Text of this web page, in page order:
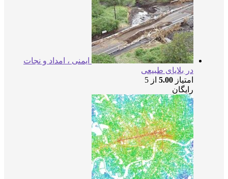
ایمنی ، امداد و نجات
در بلایای طبیعی
امتیاز 5.00 از 5
رایگان